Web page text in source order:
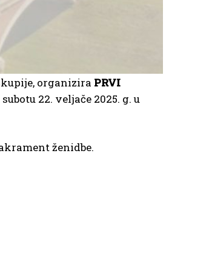
organizira PRVI
22. veljače 2025. g. u
ženidbe.